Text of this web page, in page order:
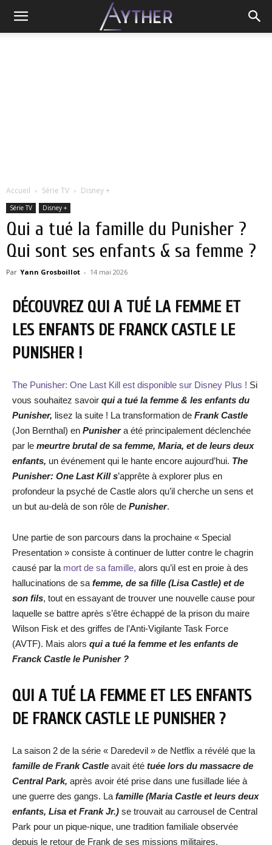
Accueil Série TV Disney +
Série TV Disney +
Qui a tué la famille du Punisher ?
Qui sont ses enfants & sa femme ?
Par Yann Grosboillot - 14 mai 2026
DÉCOUVREZ QUI A TUÉ LA FEMME ET
LES ENFANTS DE FRANCK CASTLE LE
PUNISHER !
The Punisher: One Last Kill est disponible sur Disney Plus ! Si
vous souhaitez savoir qui a tué la femme & les enfants du
Punisher, lisez la suite ! La transformation de Frank Castle
(Jon Bernthal) en Punishera été principalement déclenchée
par le meurtre brutal de sa femme, Maria, et de leurs deux
enfants, un événement qui le hante encore aujourd’hui. The
Punisher: One Last Kill s’apprête à explorer plus en
profondeur la psyché de Castle alors qu’il cherche un sens et
un but au-delà de son rôle de Punisher.
Une partie de son parcours dans la prochaine « Special
Presentation » consiste à continuer de lutter contre le chagrin
causé par la mort de sa famille, alors qu’il est en proie à des
hallucinations de sa femme, de sa fille (Lisa Castle) et de
son fils, tout en essayant de trouver une nouvelle cause pour
laquelle se battre après s’être échappé de la prison du maire
Wilson Fisk et des griffes de l’Anti-Vigilante Task Force
(AVTF). Mais alors qui a tué la femme et les enfants de
Franck Castle le Punisher ?
QUI A TUÉ LA FEMME ET LES ENFANTS
DE FRANCK CASTLE LE PUNISHER ?
La saison 2 de la série « Daredevil » de Netflix a révélé que la
famille de Frank Castle avait été tuée lors du massacre de
Central Park, après avoir été prise dans une fusillade liée à
une guerre des gangs. La famille (Maria Castle et leurs deux
enfants, Lisa et Frank Jr.) se trouvait au carrousel de Central
Park pour un pique-nique, une tradition familiale observée
depuis le retour de Frank de ses missions militaires.